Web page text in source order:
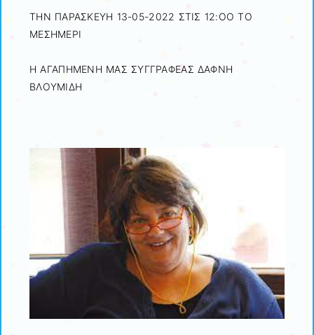
ΤΗΝ ΠΑΡΑΣΚΕΥΗ 13-05-2022 ΣΤΙΣ 12:ΟΟ ΤΟ
ΜΕΣΗΜΕΡΙ
Η ΑΓΑΠΗΜΕΝΗ ΜΑΣ ΣΥΓΓΡΑΦΕΑΣ ΔΑΦΝΗ
ΒΛΟΥΜΙΔΗ